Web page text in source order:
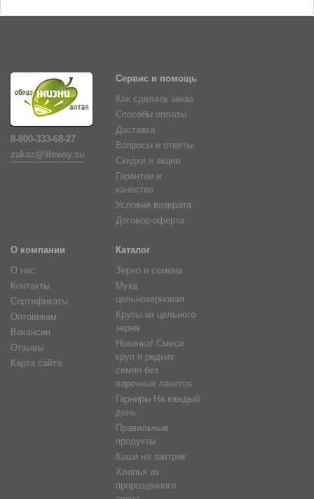
8-800-333-68-27
zakaz@lifeway.su
Сервис и помощь
Как сделать заказ
Способы оплаты
Доставка
Вопросы и ответы
Скидки и акции
Гарантии и
качество
Условия возврата
Договор-оферта
О компании
О нас
Контакты
Сертификаты
Оптовикам
Вакансии
Отзывы
Карта сайта
Каталог
Зерно и семена
Мука
цельнозерновая
Крупы из цельного
зерна
Новинка! Смеси
круп и редких
семян без
варочных пакетов
Гарниры На каждый
день
Правильные
продукты
Каши на завтрак
Хлопья из
пророщенного